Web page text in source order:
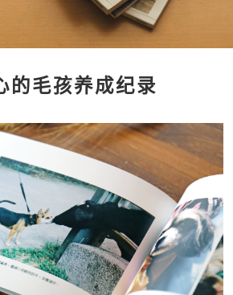
的毛孩养成纪录